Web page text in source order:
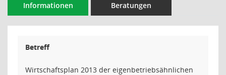
Informationen Beratungen
Betreff
Wirtschaftsplan 2013 der eigenbetriebsähnlichen